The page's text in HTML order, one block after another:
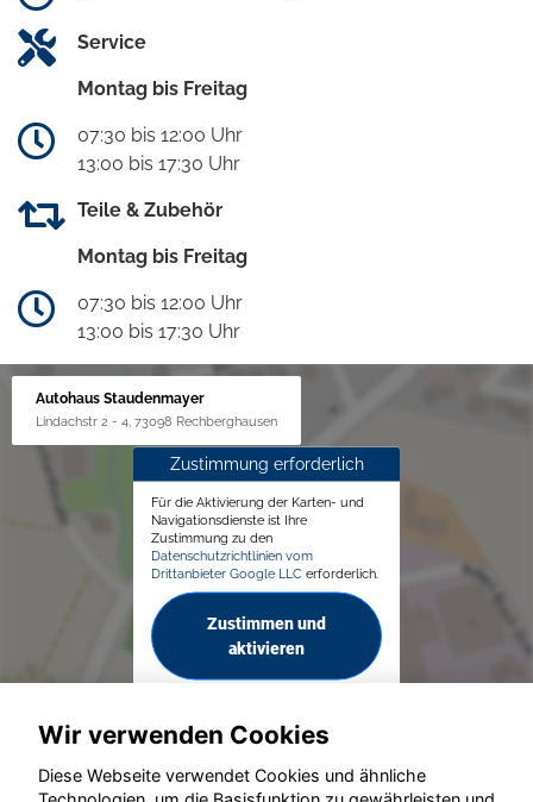
Service
Montag bis Freitag
07:30 bis 12:00 Uhr
13:00 bis 17:30 Uhr
Teile & Zubehör
Montag bis Freitag
07:30 bis 12:00 Uhr
13:00 bis 17:30 Uhr
Autohaus Staudenmayer
Lindachstr 2 - 4, 73098 Rechberghausen
Zustimmung erforderlich
Für die Aktivierung der Karten- und
Navigationsdienste ist Ihre
Zustimmung zu den
Datenschutzrichtlinien vom
Drittanbieter Google LLC erforderlich.
Zustimmen und
aktivieren
Wir verwenden Cookies
Diese Webseite verwendet Cookies und ähnliche